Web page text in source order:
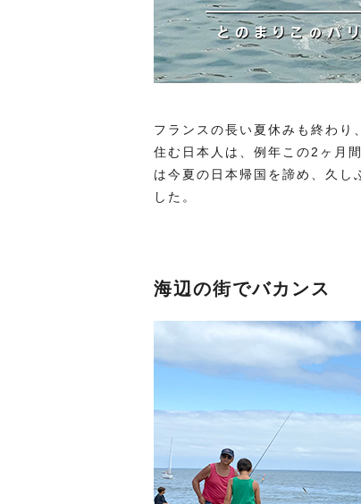
フランスの長い夏休みも終わり
住む日本人は、例年この2ヶ月
は今夏の日本帰国を諦め、久し
した。
海辺の街でバカンス